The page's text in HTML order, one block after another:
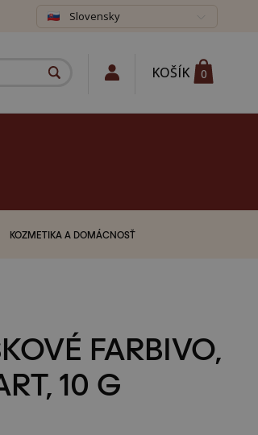
Slovensky
KOŠÍK 0
KOZMETIKA A DOMÁCNOSŤ
FARBIVO,
10 G